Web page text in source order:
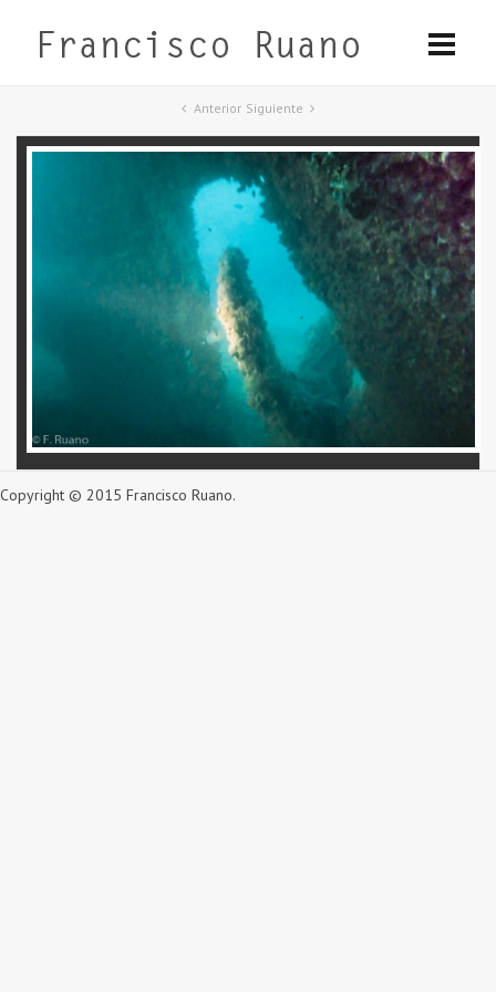
Anterior Siguiente
Copyright © 2015 Francisco Ruano.